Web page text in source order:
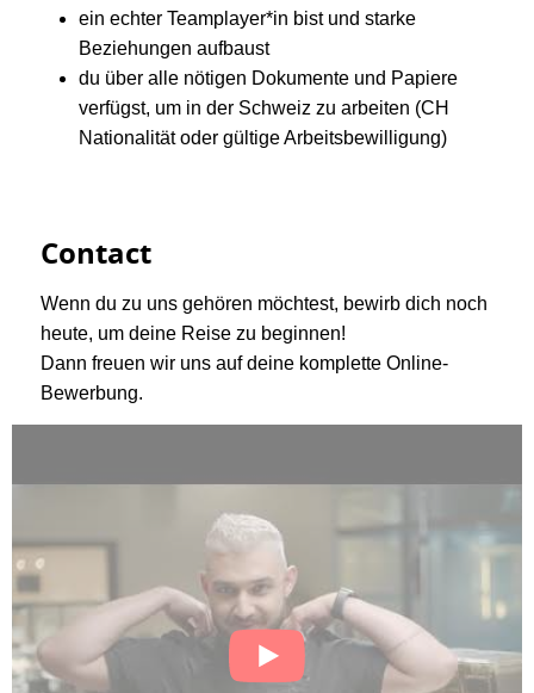
ein echter Teamplayer*in bist und starke
Beziehungen aufbaust
du über alle nötigen Dokumente und Papiere
verfügst, um in der Schweiz zu arbeiten (CH
Nationalität oder gültige Arbeitsbewilligung)
Contact
Wenn du zu uns gehören möchtest, bewirb dich noch
heute, um deine Reise zu beginnen!
Dann freuen wir uns auf deine komplette Online-
Bewerbung.